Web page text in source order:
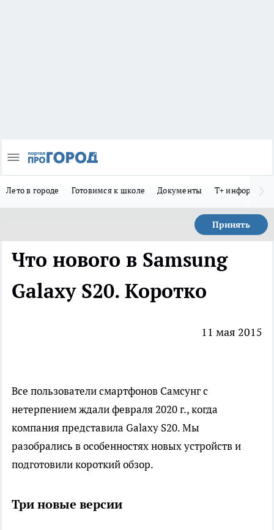
Лето в городе Готовимся к школе Документы Т+
Принять
Что нового в Samsung
Galaxy S20. Коротко
11 мая 2015
Все пользователи смартфонов Самсунг с
нетерпением ждали февраля 2020 г., когда
компания представила Galaxy S20. Мы
разобрались в особенностях новых устройств и
подготовили короткий обзор.
Три новые версии